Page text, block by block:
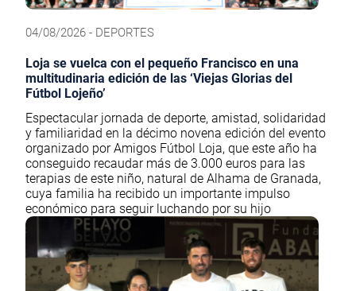
04/08/2026 - DEPORTES
Loja se vuelca con el pequeño Francisco en una
multitudinaria edición de las ‘Viejas Glorias del
Fútbol Lojeño’
Espectacular jornada de deporte, amistad, solidaridad
y familiaridad en la décimo novena edición del evento
organizado por Amigos Fútbol Loja, que este año ha
conseguido recaudar más de 3.000 euros para las
terapias de este niño, natural de Alhama de Granada,
cuya familia ha recibido un importante impulso
económico para seguir luchando por su hijo